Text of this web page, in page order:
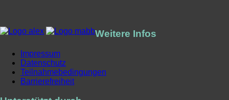
Weitere Infos
Impressum
Datenschutz
Teilnahmebedingungen
Barrierefreiheit